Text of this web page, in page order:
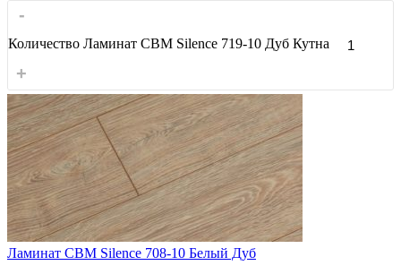
-
Количество Ламинат CBM Silence 719-10 Дуб Кутна
+
Ламинат CBM Silence 708-10 Белый Дуб